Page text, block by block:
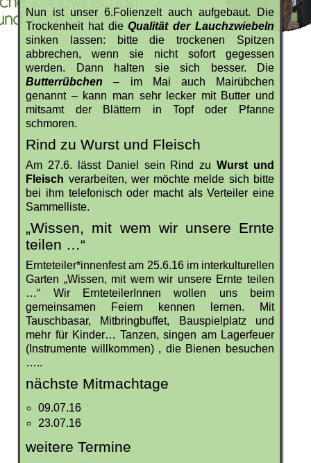
Nun ist unser 6.Folienzelt auch aufgebaut. Die
Trockenheit hat dieQualität der Lauchzwiebeln
sinken lassen: bitte die trockenen Spitzen
abbrechen, wenn sie nicht sofort gegessen
werden. Dann halten sie sich besser. Die
Butterrübchen – im Mai auch Mairübchen
genannt – kann man sehr lecker mit Butter und
mitsamt der Blättern in Topf oder Pfanne
schmoren.
Rind zu Wurst und Fleisch
Am 27.6. lässt Daniel sein Rind zuWurst und
Fleisch verarbeiten, wer möchte melde sich bitte
bei ihm telefonisch oder macht als Verteiler eine
Sammelliste.
„Wissen, mit wem wir unsere Ernte
teilen …“
Ernteteiler*innenfest am 25.6.16 im interkulturellen
Garten „Wissen, mit wem wir unsere Ernte teilen
…“ Wir ErnteteilerInnen wollen uns beim
gemeinsamen Feiern kennen lernen. Mit
Tauschbasar, Mitbringbuffet, Bauspielplatz und
mehr für Kinder… Tanzen, singen am Lagerfeuer
(Instrumente willkommen) , die Bienen besuchen
…..
nächste Mitmachtage
09.07.16
23.07.16
weitere Termine